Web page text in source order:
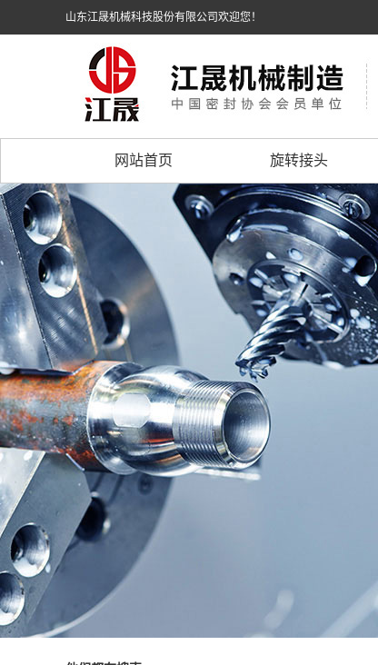
山东江晟机械科技股份有限公司欢迎您！
网站首页 旋转接头